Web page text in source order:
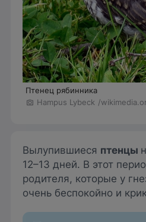
Птенец рябинника
Hampus Lybeck /
Вылупившиеся птенцы
12–13 дней. В этот
родителя, которые у
очень беспокойно и